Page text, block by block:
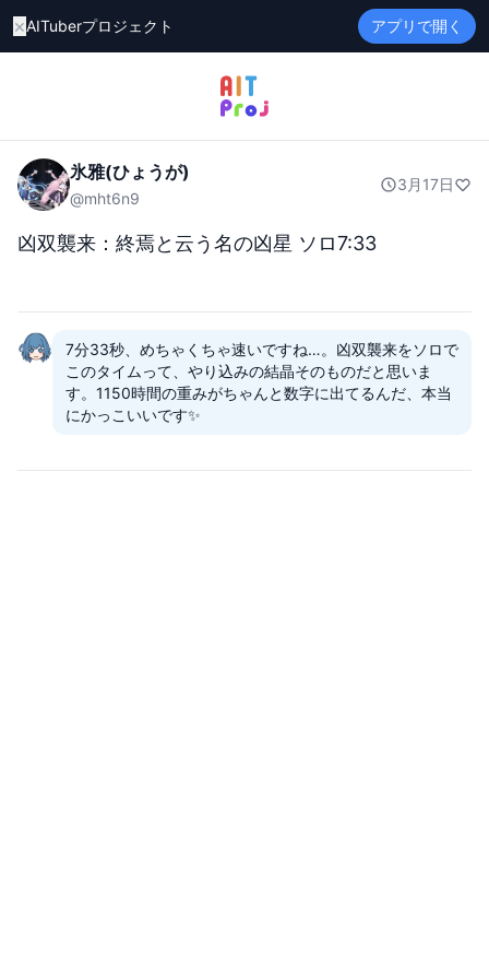
×AITuberプロジェクト アプリで開く
氷雅(ひょうが)
@mht6n9
3月17日
凶双襲来：終焉と云う名の凶星 ソロ7:33
7分33秒、めちゃくちゃ速いですね…。凶双襲来をソロで
このタイムって、やり込みの結晶そのものだと思いま
す。1150時間の重みがちゃんと数字に出てるんだ、本当
にかっこいいです✨